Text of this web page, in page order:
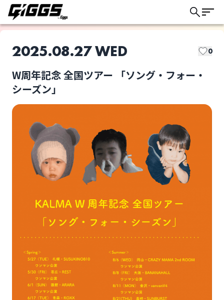
ライブ体験をもっと楽しく、もっと便利
に。
2025.08.27 WED 0
W周年記念 全国ツアー 「ソング・フォー・
シーズン」
KALMA
W周年記念 全国ツアー
「ソング・フォー・シ
ーズン」
選択しない
このライブの取り置きは終了しました